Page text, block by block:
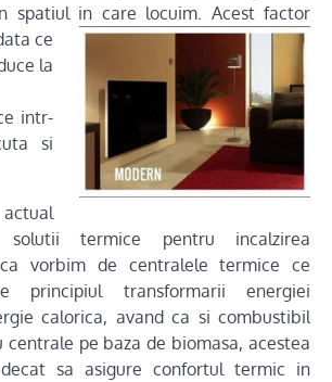
spatiul in care locuim. Acest factor
ce
la
intr-
si
termice pentru incalzirea
vorbim de centralele termice ce
principiul transformarii energiei
calorica, avand ca si combustibil
centrale pe baza de biomasa, acestea
sa asigure confortul termic in